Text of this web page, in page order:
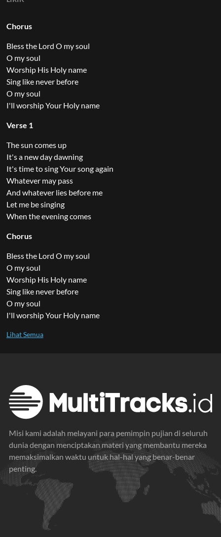
Chorus
Bless the Lord O my soul
O my soul
Worship His Holy name
Sing like never before
O my soul
I'll worship Your Holy name
Verse 1
The sun comes up
It's a new day dawning
It's time to sing Your song again
Whatever may pass
And whatever lies before me
Let me be singing
When the evening comes
Chorus
Bless the Lord O my soul
O my soul
Worship His Holy name
Sing like never before
O my soul
I'll worship Your Holy name
Misi kami adalah melayani para pemimpin pujian di seluruh
dunia dengan menciptakan materi yang membantu mereka
memaksimalkan waktu untuk hal-hal yang benar-benar
penting.